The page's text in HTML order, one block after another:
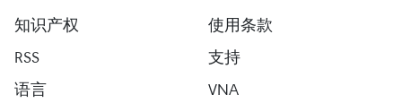
知识产权
使用条款
RSS
支持
语言
VNA